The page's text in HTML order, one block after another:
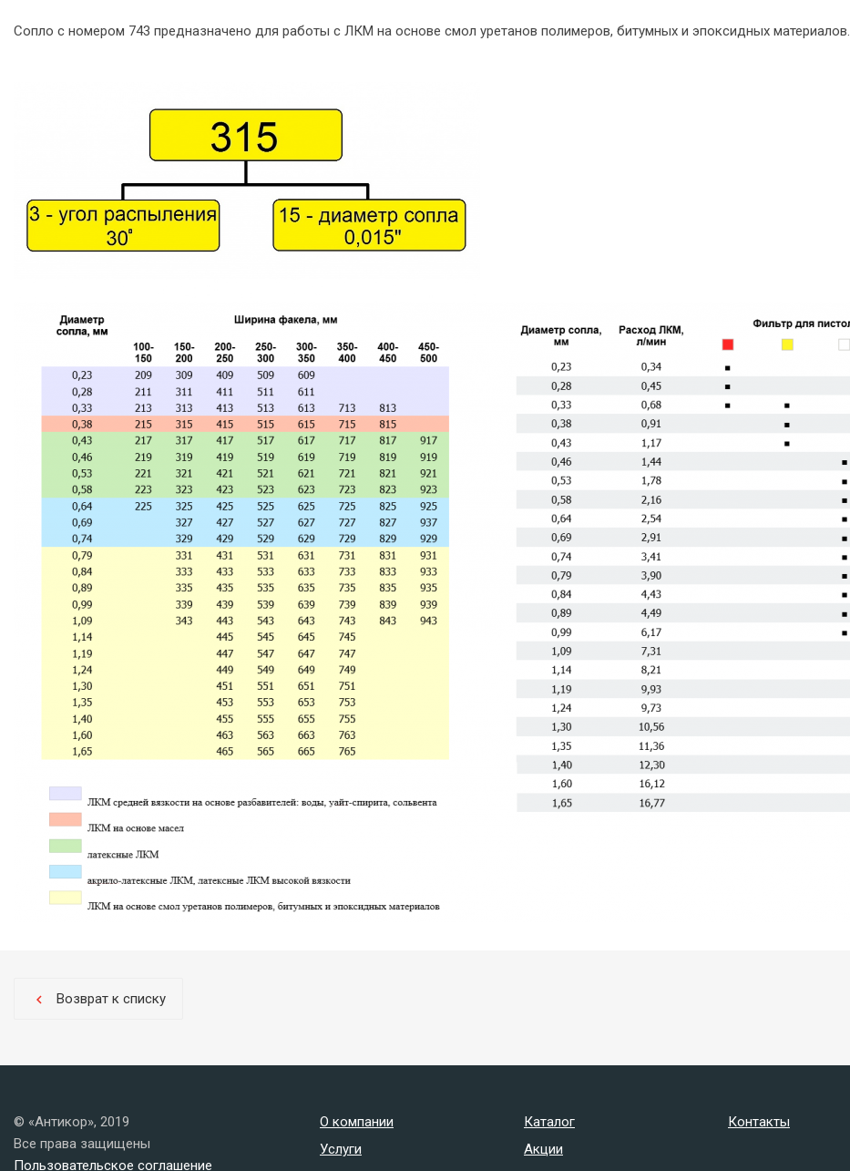
Сопло с номером 743 предназначено для работы с ЛКМ на основе смол уретанов полимеров, битумных и эпоксидных материалов.
chevron_left Возврат к списку
© «Антикор», 2019
Все права защищены
Пользовательское соглашение
О компании
Услуги
Каталог
Акции
Контакты